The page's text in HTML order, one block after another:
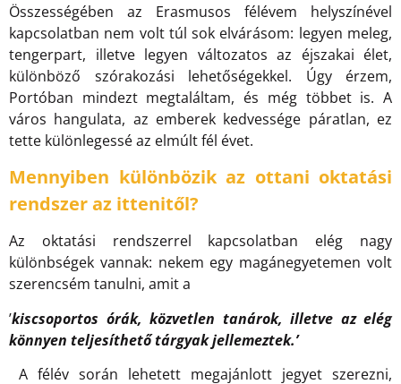
Összességében az Erasmusos félévem helyszínével
kapcsolatban nem volt túl sok elvárásom: legyen meleg,
tengerpart, illetve legyen változatos az éjszakai élet,
különböző szórakozási lehetőségekkel. Úgy érzem,
Portóban mindezt megtaláltam, és még többet is. A
város hangulata, az emberek kedvessége páratlan, ez
tette különlegessé az elmúlt fél évet.
Mennyiben különbözik az ottani oktatási
rendszer az ittenitől?
Az oktatási rendszerrel kapcsolatban elég nagy
különbségek vannak: nekem egy magánegyetemen volt
szerencsém tanulni, amit a
’kiscsoportos órák, közvetlen tanárok, illetve az elég
könnyen teljesíthető tárgyak jellemeztek.’
A félév során lehetett megajánlott jegyet szerezni,